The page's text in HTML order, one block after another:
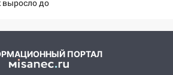
деревья
лошадей и
до
ПОРТАЛ